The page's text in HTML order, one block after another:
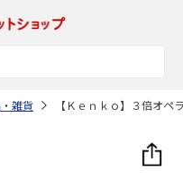
雑貨 【Ｋｅｎｋｏ】３倍オ